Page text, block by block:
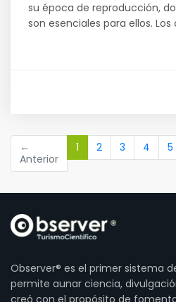
su época de reproducción,
son esenciales para ellos.
←
Anterior
1 (current)
2 3 4 5
Observer® es el primer sistema
permite aunar ciencia,
creó con el propósito de